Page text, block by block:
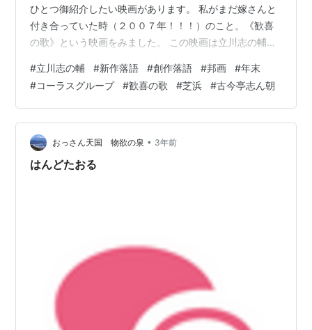
ひとつ御紹介したい映画があります。 私がまだ嫁さんと
付き合っていた時（２００７年！！！）のこと。《歓喜
の歌》という映画をみました。 この映画は立川志の輔師
じとしては以下の通りです。 文化会館で働く飯塚主任(小
林薫)は、似た名前の2つのコーラスグループを聞き違
え、大晦日のコンサートホールをダブルブッキングして
しまう。双方に掛け合うものの、どちらも一歩も譲らず
大問題に発展。安定の上にあぐらをかき、人生テキトー
にやりすごしてきた中年公務員は、合唱にかけ…
#立川志の輔 #新作落語 #創作落語 #邦画 #年末
#コーラスグループ #歓喜の歌 #芝浜 #古今亭志ん朝
おっさん天国 物欲の泉 • 3年前
はんどたおる